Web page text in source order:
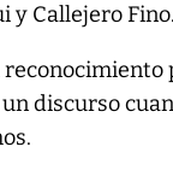
y Callejero Fino.
reconocimiento
discurso